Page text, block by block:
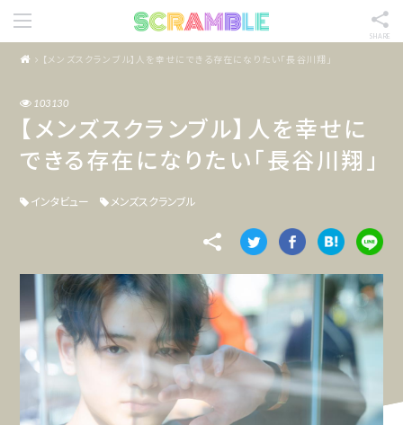
SHARE
【メンズスクランブル】人を幸せにできる存在になりたい「長谷川翔」
103130
【メンズスクランブル】人を幸せに
できる存在になりたい「長谷川翔」
インタビュー メンズスクランブル